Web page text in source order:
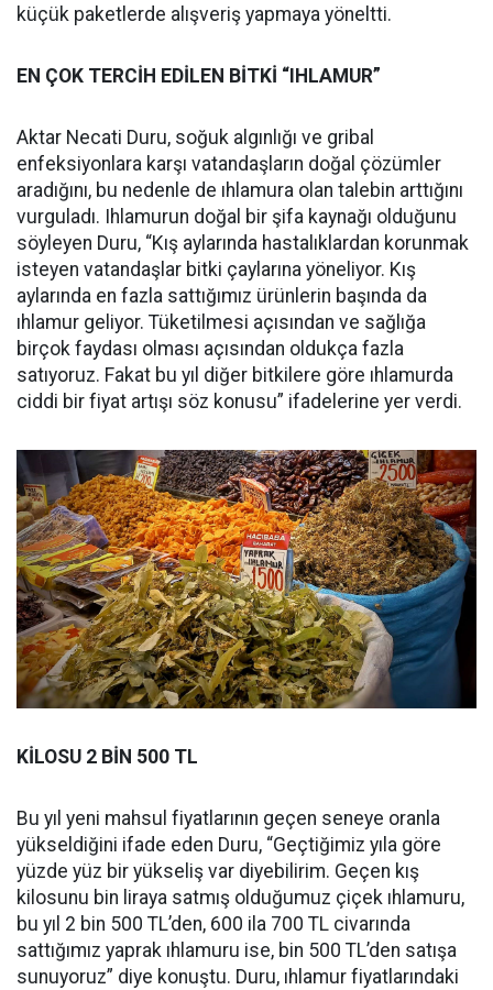
küçük paketlerde alışveriş yapmaya yöneltti.
EN ÇOK TERCİH EDİLEN BİTKİ “IHLAMUR”
Aktar Necati Duru, soğuk algınlığı ve gribal
enfeksiyonlara karşı vatandaşların doğal çözümler
aradığını, bu nedenle de ıhlamura olan talebin arttığını
vurguladı. Ihlamurun doğal bir şifa kaynağı olduğunu
söyleyen Duru, “Kış aylarında hastalıklardan korunmak
isteyen vatandaşlar bitki çaylarına yöneliyor. Kış
aylarında en fazla sattığımız ürünlerin başında da
ıhlamur geliyor. Tüketilmesi açısından ve sağlığa
birçok faydası olması açısından oldukça fazla
satıyoruz. Fakat bu yıl diğer bitkilere göre ıhlamurda
ciddi bir fiyat artışı söz konusu” ifadelerine yer verdi.
KİLOSU 2 BİN 500 TL
Bu yıl yeni mahsul fiyatlarının geçen seneye oranla
yükseldiğini ifade eden Duru, “Geçtiğimiz yıla göre
yüzde yüz bir yükseliş var diyebilirim. Geçen kış
kilosunu bin liraya satmış olduğumuz çiçek ıhlamuru,
bu yıl 2 bin 500 TL’den, 600 ila 700 TL civarında
sattığımız yaprak ıhlamuru ise, bin 500 TL’den satışa
sunuyoruz” diye konuştu. Duru, ıhlamur fiyatlarındaki